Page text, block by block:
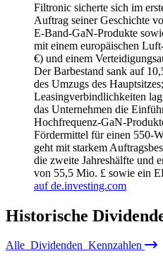
Filtronic sicherte sich im
Auftrag seiner Geschichte
E‑Band‑GaN‑Produkte
mit einem europäischen
€) und einem
Der Barbestand sank auf
des Umzugs des
Leasingverbindlichkeiten
das Unternehmen die
Fördermittel für einen
geht mit starkem
die zweite Jahreshälfte und
von 55,5 Mio. £ sowie ein
auf de.investing.com
Historische
Alle Dividenden Kennzahlen